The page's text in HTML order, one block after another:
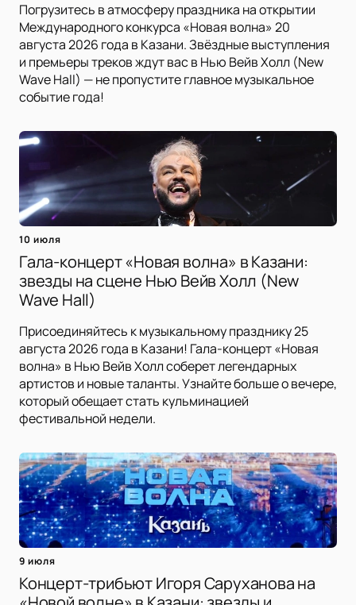
Погрузитесь в атмосферу праздника на открытии
Международного конкурса «Новая волна» 20
августа 2026 года в Казани. Звёздные выступления
и премьеры треков ждут вас в Нью Вейв Холл (New
Wave Hall) — не пропустите главное музыкальное
событие года!
10 июля
Гала-концерт «Новая волна» в Казани:
звезды на сцене Нью Вейв Холл (New
Wave Hall)
Присоединяйтесь к музыкальному празднику 25
августа 2026 года в Казани! Гала-концерт «Новая
волна» в Нью Вейв Холл соберет легендарных
артистов и новые таланты. Узнайте больше о вечере,
который обещает стать кульминацией
фестивальной недели.
9 июля
Концерт-трибьют Игоря Саруханова на